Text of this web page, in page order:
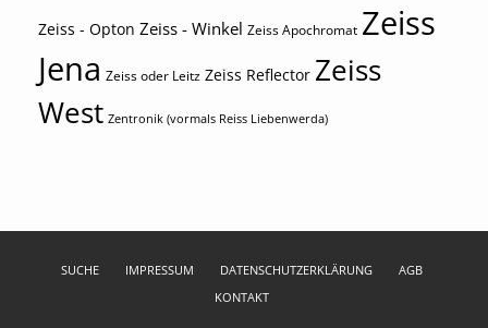
Zeiss - Opton Zeiss - Winkel Zeiss Apochromat Zeiss
Jena Zeiss oder Leitz Zeiss Reflector Zeiss
West Zentronik (vormals Reiss Liebenwerda)
SUCHE IMPRESSUM DATENSCHUTZERKLÄRUNG
AGB
KONTAKT